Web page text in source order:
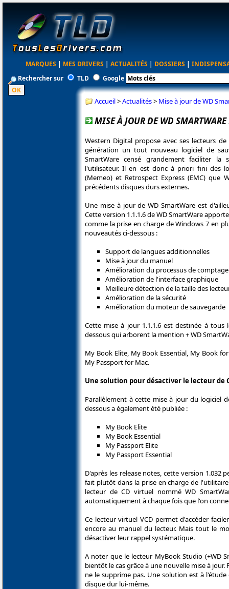
MARQUES | MES DRIVERS | ACTUALITÉS | DOSSIERS |
Rechercher sur
TLD Google
Accueil>Actualités> Mise à jour de WD
MISE À JOUR DE WD
Western Digital propose avec ses lecteurs
génération un tout nouveau logiciel de
SmartWare censé grandement faciliter la
l'utilisateur. Il en est donc à priori fini des
(Memeo) et Retrospect Express (EMC) que
précédents disques durs externes.
Une mise à jour de WD SmartWare est
Cette version 1.1.1.6 de WD SmartWare
comme la prise en charge de Windows 7 en
nouveautés ci-dessous :
Support de langues additionnelles
Mise à jour du manuel
Amélioration du processus de
Amélioration de l'interface graphique
Meilleure détection de la taille des
Amélioration de la sécurité
Amélioration du moteur de sauvegarde
Cette mise à jour 1.1.1.6 est destinée à tous
dessous qui arborent la mention + WD
My Book Elite, My Book Essential, My Book
My Passport for Mac.
Une solution pour désactiver le lecteur de
Parallèlement à cette mise à jour du logiciel
dessous a également été publiée :
My Book Elite
My Book Essential
My Passport Elite
My Passport Essential
D'après les release notes, cette version
fait plutôt dans la prise en charge de
lecteur de CD virtuel nommé WD
automatiquement à chaque fois que l'on
Ce lecteur virtuel VCD permet d'accéder
encore au manuel du lecteur. Mais tout le
désactiver leur rappel systématique.
A noter que le lecteur MyBook Studio (+WD
bientôt le cas grâce à une nouvelle mise à
ne le supprime pas. Une solution est à
disque dur lui-même.